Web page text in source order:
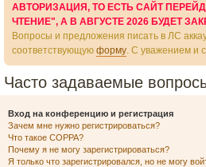
АВТОРИЗАЦИЯ, ТО ЕСТЬ САЙТ
ЧТЕНИЕ", А В АВГУСТЕ 2026 БУДЕТ
Вопросы и предложения писать в ЛС
соответствующую форму. С уважением и
Часто задаваемые
Вход на конференцию и регистрация
Зачем мне нужно регистрироваться?
Что такое COPPA?
Почему я не могу зарегистрироваться?
Я только что зарегистрировался, но не могу